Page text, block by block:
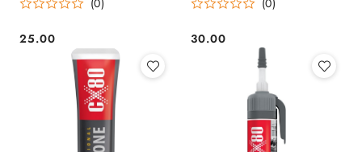
(0)
Cena:
25.00
(0)
Cena:
30.00